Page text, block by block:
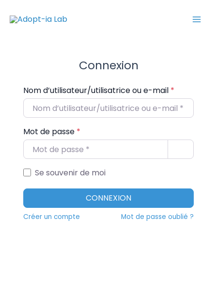
Connexion
Nom d’utilisateur/utilisatrice ou e-mail *
Mot de passe *
Se souvenir de moi
CONNEXION
Créer un compte Mot de passe oublié ?